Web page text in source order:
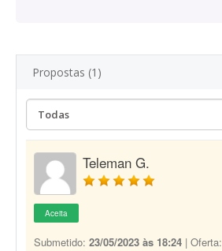
Propostas (1)
Teleman G.
Aceita
Submetido: 23/05/2023 às 18:24 | Oferta: